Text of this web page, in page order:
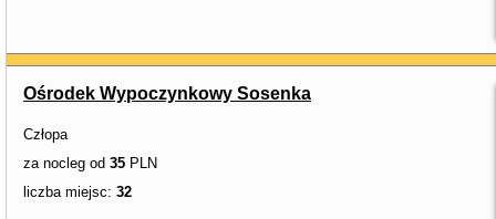
Ośrodek Wypoczynkowy Sosenka
Człopa
za nocleg od 35 PLN
liczba miejsc: 32